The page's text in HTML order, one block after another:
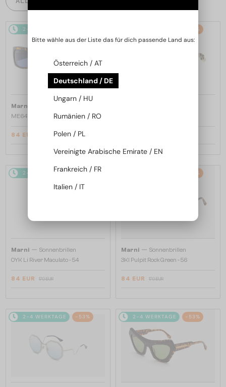
2-4 WERKTAGE
Marni
ME641S - 218 - 54
84 EUR
-53%
2-4 WERKTAGE -53%
Marni — Sonnenbrillen
0YK Li River Maculato - 54
84 EUR 179 EUR
-53%
Marni — Sonnenbrillen
3KI Pulpit Rock Green - 56
84 EUR 179 EUR
2-4 WERKTAGE -53% 2-4 WERKTAGE -53%
Bitte wähle aus der Liste das für dich passende Land aus:
Österreich / AT
Deutschland / DE
Ungarn / HU
Rumänien / RO
Polen / PL
Vereinigte Arabische Emirate / EN
Frankreich / FR
Italien / IT